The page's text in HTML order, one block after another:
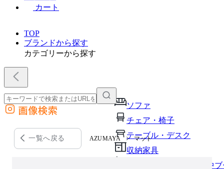
カート
TOP
ブランドから探す
カテゴリーから探す
ソファ
チェア・椅子
テーブル・デスク
収納家具
パーソナルブース・集中
外部サイトの商品をカートに追加
他のサイトで見つけた商品ページのURLを貼り付けて、カートに追加できます
画像検索
一覧へ戻る AZUMAYA マット